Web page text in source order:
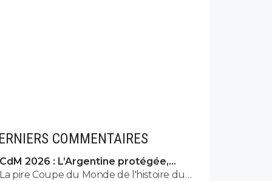
COMMENTAIRES
CdM 2026 : L’Argentine protégée,
François Letexier a pris cher
La pire Coupe du Monde de l'histoire du